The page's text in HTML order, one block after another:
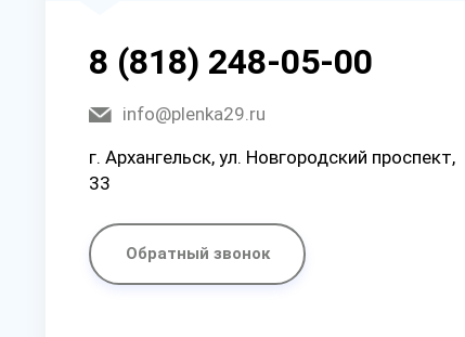
8 (818) 248-05-00
info@plenka29.ru
г. Архангельск, ул. Новгородский проспект,
33
Обратный звонок